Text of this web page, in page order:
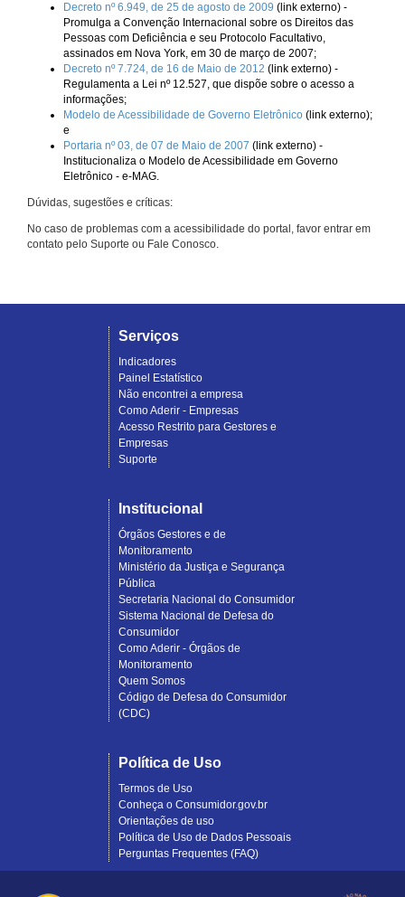
Decreto nº 6.949, de 25 de agosto de 2009 (link externo) -
Promulga a Convenção Internacional sobre os Direitos das
Pessoas com Deficiência e seu Protocolo Facultativo,
assinados em Nova York, em 30 de março de 2007;
Decreto nº 7.724, de 16 de Maio de 2012 (link externo) -
Regulamenta a Lei nº 12.527, que dispõe sobre o acesso a
informações;
Modelo de Acessibilidade de Governo Eletrônico (link externo);
e
Portaria nº 03, de 07 de Maio de 2007 (link externo) -
Institucionaliza o Modelo de Acessibilidade em Governo
Eletrônico - e-MAG.
Dúvidas, sugestões e críticas:
No caso de problemas com a acessibilidade do portal, favor entrar em
contato pelo Suporte ou Fale Conosco.
Serviços
Indicadores
Painel Estatístico
Não encontrei a empresa
Como Aderir - Empresas
Acesso Restrito para Gestores e
Empresas
Suporte
Institucional
Órgãos Gestores e de
Monitoramento
Ministério da Justiça e Segurança
Pública
Secretaria Nacional do Consumidor
Sistema Nacional de Defesa do
Consumidor
Como Aderir - Órgãos de
Monitoramento
Quem Somos
Código de Defesa do Consumidor
(CDC)
Política de Uso
Termos de Uso
Conheça o Consumidor.gov.br
Orientações de uso
Política de Uso de Dados Pessoais
Perguntas Frequentes (FAQ)